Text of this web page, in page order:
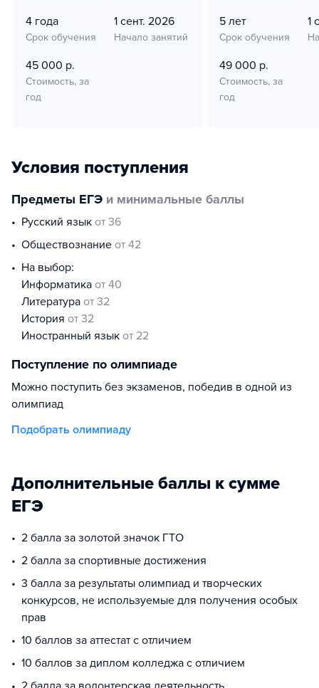
4 года
Срок обучения
1 сент. 2026
Начало занятий
45 000 р.
Стоимость, за
год
5 лет
Срок обучения
1
49 000 р.
Стоимость, за
год
Условия поступления
Предметы ЕГЭ и минимальные баллы
русский язык от 36
обществознание от 42
На выбор:
информатика от 40
литература от 32
история от 32
иностранный язык от 22
Поступление по олимпиаде
Можно поступить без экзаменов, победив в одной из
олимпиад
Подобрать олимпиаду
Дополнительные баллы к сумме
ЕГЭ
2 балла за золотой значок ГТО
2 балла за спортивные достижения
3 балла за результаты олимпиад и творческих
конкурсов, не используемые для получения особых
прав
10 баллов за аттестат с отличием
10 баллов за диплом колледжа с отличием